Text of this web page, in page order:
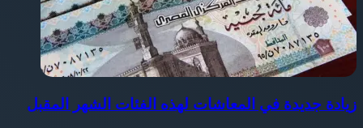
زيادة جديدة في المعاشات لهذه الفئات الشهر المقبل